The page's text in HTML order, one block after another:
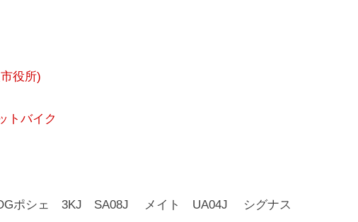
役所)
トバイク
ポシェ 3KJ SA08J メイト UA04J シグナス